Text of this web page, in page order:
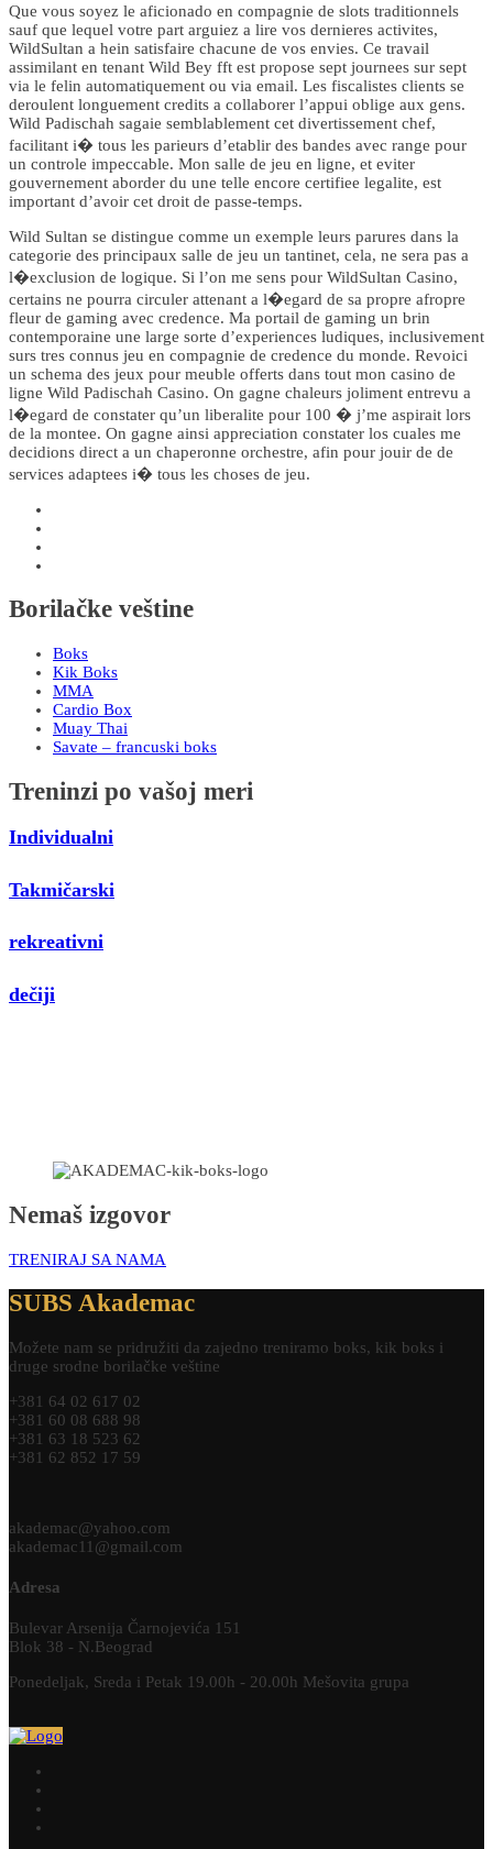
Que vous soyez le aficionado en compagnie de slots traditionnels
sauf que lequel votre part arguiez a lire vos dernieres activites,
WildSultan a hein satisfaire chacune de vos envies. Ce travail
assimilant en tenant Wild Bey fft est propose sept journees sur sept
via le felin automatiquement ou via email. Les fiscalistes clients se
deroulent longuement credits a collaborer l’appui oblige aux gens.
Wild Padischah sagaie semblablement cet divertissement chef,
facilitant i� tous les parieurs d’etablir des bandes avec range pour
un controle impeccable. Mon salle de jeu en ligne, et eviter
gouvernement aborder du une telle encore certifiee legalite, est
important d’avoir cet droit de passe-temps.
Wild Sultan se distingue comme un exemple leurs parures dans la
categorie des principaux salle de jeu un tantinet, cela, ne sera pas a
l�exclusion de logique. Si l’on me sens pour WildSultan Casino,
certains ne pourra circuler attenant a l�egard de sa propre afropre
fleur de gaming avec credence. Ma portail de gaming un brin
contemporaine une large sorte d’experiences ludiques, inclusivement
surs tres connus jeu en compagnie de credence du monde. Revoici
un schema des jeux pour meuble offerts dans tout mon casino de
ligne Wild Padischah Casino. On gagne chaleurs joliment entrevu a
l�egard de constater qu’un liberalite pour 100 � j’me aspirait lors
de la montee. On gagne ainsi appreciation constater los cuales me
decidions direct a un chaperonne orchestre, afin pour jouir de de
services adaptees i� tous les choses de jeu.
Borilačke veštine
Boks
Kik Boks
MMA
Cardio Box
Muay Thai
Savate – francuski boks
Treninzi po vašoj meri
Individualni
Takmičarski
rekreativni
dečiji
Nemaš izgovor
TRENIRAJ SA NAMA
SUBS Akademac
Možete nam se pridružiti da zajedno treniramo boks, kik boks i
druge srodne borilačke veštine
+381 64 02 617 02
+381 60 08 688 98
+381 63 18 523 62
+381 62 852 17 59
akademac@yahoo.com
akademac11@gmail.com
Adresa
Bulevar Arsenija Čarnojevića 151
Blok 38 - N.Beograd
Ponedeljak, Sreda i Petak 19.00h - 20.00h Mešovita grupa